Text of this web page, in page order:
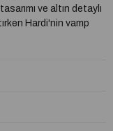
ve altın detaylı
Hardi'nin vamp
sağlamlığı ile
ekstra rahatlık sağlar.